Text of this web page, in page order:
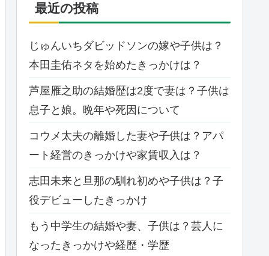
最近の投稿
じゅんいちダビッドソンの嫁や子供は？
本田圭佑ネタを始めたきっかけは？
芦屋雁之助の結婚歴は2度で妻は？子供は
息子と娘。晩年や死因について
コウメ太夫の離婚した妻や子供は？アパ
ート経営のきっかけや家賃収入は？
志田未来と旦那の馴れ初めや子供は？子
役デビューしたきっかけ
もう中学生の結婚や妻、子供は？芸人に
なったきっかけや経歴・学歴